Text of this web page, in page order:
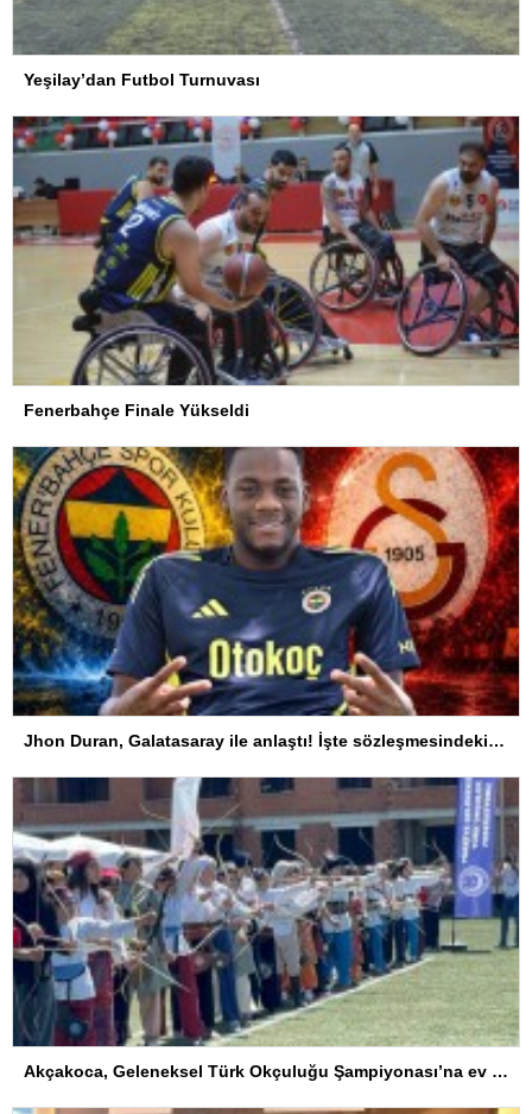
Yeşilay’dan Futbol Turnuvası
Fenerbahçe Finale Yükseldi
Jhon Duran, Galatasaray ile anlaştı! İşte sözleşmesindeki özel madde
Akçakoca, Geleneksel Türk Okçuluğu Şampiyonası’na ev sahipliği yapıyor